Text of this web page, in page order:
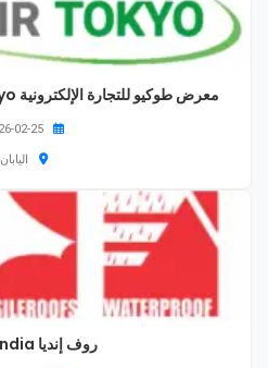
معرض طوكيو للتجارة الإلكترونية eCommerce Fair Tokyo
اليابان
روف إنديا Roof India